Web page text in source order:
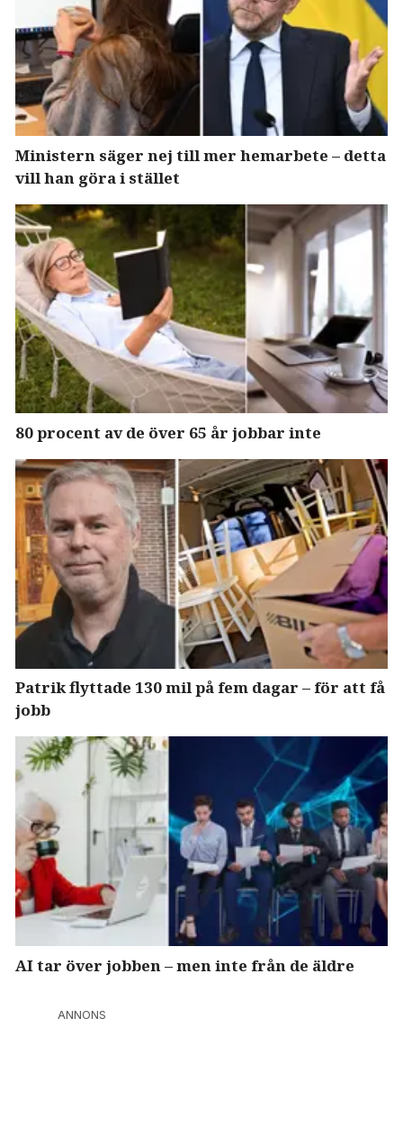
Ministern säger nej till mer hemarbete – detta
vill han göra i stället
80 procent av de över 65 år jobbar inte
Patrik flyttade 130 mil på fem dagar – för att få
jobb
AI tar över jobben – men inte från de äldre
ANNONS